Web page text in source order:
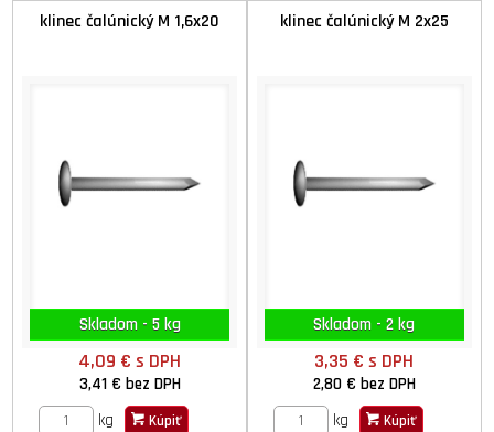
klinec čalúnický M 1,6x20
Skladom - 5 kg
4,09 €s DPH
3,41 € bez DPH
kg
Kúpiť
klinec čalúnický M 2x25
Skladom - 2 kg
3,35 €s DPH
2,80 € bez DPH
kg
Kúpiť